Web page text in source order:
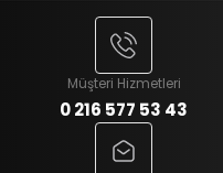
Müşteri Hizmetleri
0 216 577 53 43